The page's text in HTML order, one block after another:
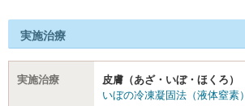
実施治療
実施治療
皮膚（あざ・いぼ・ほくろ）
いぼの冷凍凝固法（液体窒素）